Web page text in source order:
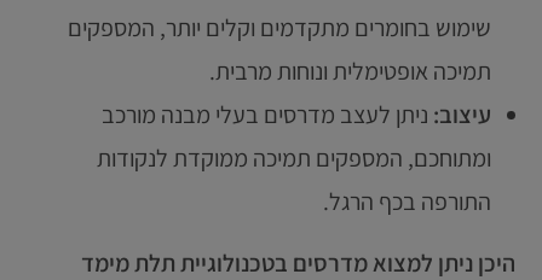
שימוש בחומרים מתקדמים וקלים יותר, המספקים
תמיכה אופטימלית ונוחות מרבית.
עיצוב: ניתן לעצב מדרסים בעלי מבנה מורכב
ומתוחכם, המספקים תמיכה ממוקדת לנקודות
התורפה בכף הרגל.
היכן ניתן למצוא מדרסים בטכנולוגיית תלת מימד